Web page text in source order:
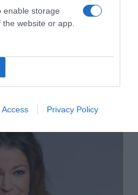
enable storage
website or app.
Access Privacy Policy